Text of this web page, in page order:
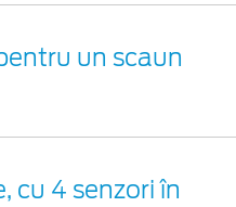
un scaun
cu 4 senzori în